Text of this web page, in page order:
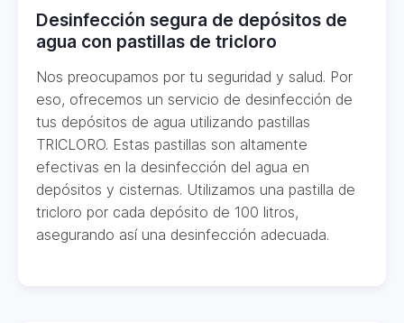
Desinfección segura de depósitos de
agua con pastillas de tricloro
Nos preocupamos por tu seguridad y salud. Por
eso, ofrecemos un servicio de desinfección de
tus depósitos de agua utilizando pastillas
TRICLORO. Estas pastillas son altamente
efectivas en la desinfección del agua en
depósitos y cisternas. Utilizamos una pastilla de
tricloro por cada depósito de 100 litros,
asegurando así una desinfección adecuada.